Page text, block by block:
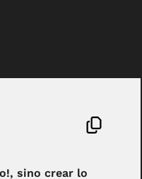
sino crear lo